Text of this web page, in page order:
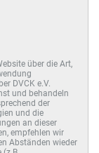
über die Art,
DVCK e.V.
und behandeln
der
und die
an dieser
empfehlen wir
Abständen wieder